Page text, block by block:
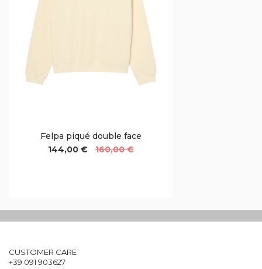
Felpa piqué double face
144,00 €
160,00 €
CUSTOMER CARE
+39 091 903627